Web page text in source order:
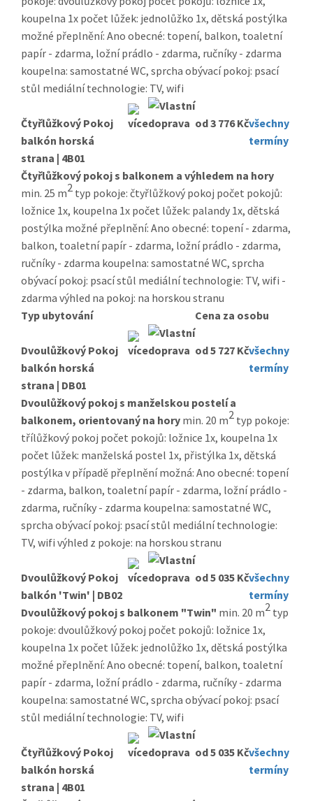
koupelna 1x počet lůžek: jednolůžko 1x, dětská postýlka
možné přeplnění: Ano obecné: topení, balkon, toaletní
papír - zdarma, ložní prádlo - zdarma, ručníky - zdarma
koupelna: samostatné WC, sprcha obývací pokoj: psací
stůl mediální technologie: TV, wifi
Čtyřlůžkový Pokoj
balkón horská
strana | 4B01
od 3 776 Kčvšechny
termíny
Čtyřlůžkový pokoj s balkonem a výhledem na hory
min. 25 m2 typ pokoje: čtyřlůžkový pokoj počet pokojů:
ložnice 1x, koupelna 1x počet lůžek: palandy 1x, dětská
postýlka možné přeplnění: Ano obecné: topení - zdarma,
balkon, toaletní papír - zdarma, ložní prádlo - zdarma,
ručníky - zdarma koupelna: samostatné WC, sprcha
obývací pokoj: psací stůl mediální technologie: TV, wifi -
zdarma výhled na pokoj: na horskou stranu
Typ ubytování
Cena za osobu
Dvoulůžkový Pokoj
balkón horská
strana | DB01
od 5 727 Kčvšechny
termíny
Dvoulůžkový pokoj s manželskou postelí a
balkonem, orientovaný na hory min. 20 m2 typ pokoje:
třílůžkový pokoj počet pokojů: ložnice 1x, koupelna 1x
počet lůžek: manželská postel 1x, přistýlka 1x, dětská
postýlka v případě přeplnění možná: Ano obecné: topení
- zdarma, balkon, toaletní papír - zdarma, ložní prádlo -
zdarma, ručníky - zdarma koupelna: samostatné WC,
sprcha obývací pokoj: psací stůl mediální technologie:
TV, wifi výhled z pokoje: na horskou stranu
Dvoulůžkový Pokoj
balkón 'Twin' | DB02
od 5 035 Kčvšechny
termíny
Dvoulůžkový pokoj s balkonem "Twin" min. 20 m2 typ
pokoje: dvoulůžkový pokoj počet pokojů: ložnice 1x,
koupelna 1x počet lůžek: jednolůžko 1x, dětská postýlka
možné přeplnění: Ano obecné: topení, balkon, toaletní
papír - zdarma, ložní prádlo - zdarma, ručníky - zdarma
koupelna: samostatné WC, sprcha obývací pokoj: psací
stůl mediální technologie: TV, wifi
Čtyřlůžkový Pokoj
balkón horská
strana | 4B01
od 5 035 Kčvšechny
termíny